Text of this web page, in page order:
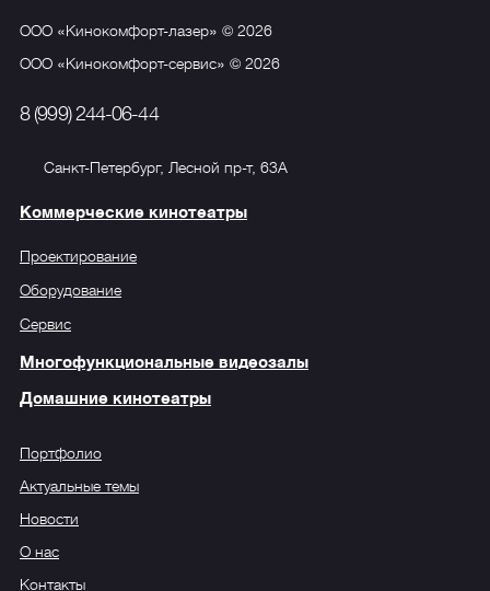
ООО «Кинокомфорт-лазер» © 2026
ООО «Кинокомфорт-сервис» © 2026
8 (999) 244-06-44
Санкт-Петербург, Лесной пр-т, 63А
Коммерческие кинотеатры
Проектирование
Оборудование
Сервис
Многофункциональные видеозалы
Домашние кинотеатры
Портфолио
Актуальные темы
Новости
О нас
Контакты